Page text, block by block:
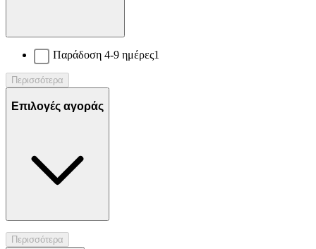
Παράδοση 4-9 ημέρες1
Περισσότερα
Επιλογές αγοράς
Περισσότερα